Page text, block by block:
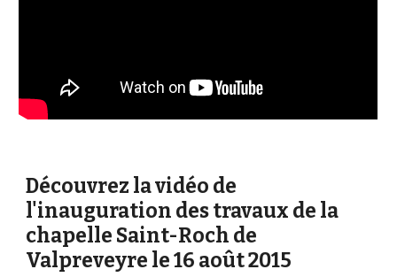
Découvrez la vidéo de
l'inauguration des travaux de la
chapelle Saint-Roch de
Valpreveyre le 16 août 2015